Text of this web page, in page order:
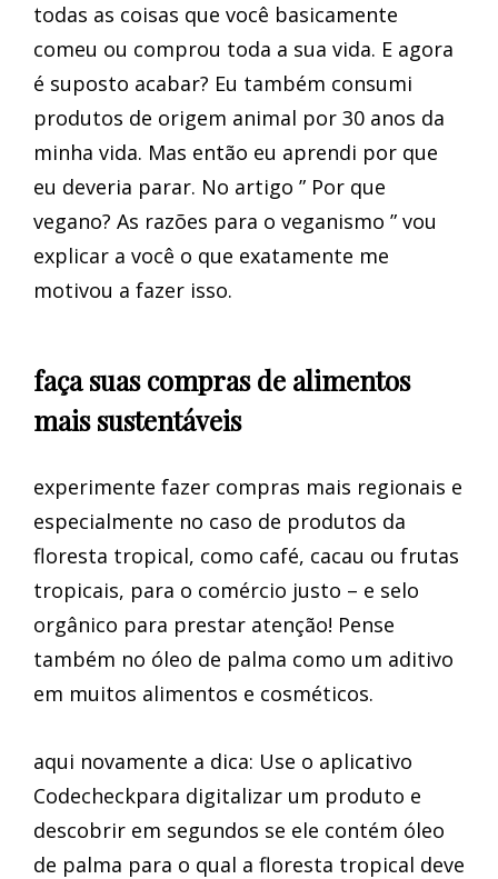
todas as coisas que você basicamente
comeu ou comprou toda a sua vida. E agora
é suposto acabar? Eu também consumi
produtos de origem animal por 30 anos da
minha vida. Mas então eu aprendi por que
eu deveria parar. No artigo ” Por que
vegano? As razões para o veganismo ” vou
explicar a você o que exatamente me
motivou a fazer isso.
faça suas compras de alimentos
mais sustentáveis
experimente fazer compras mais regionais e
especialmente no caso de produtos da
floresta tropical, como café, cacau ou frutas
tropicais, para o comércio justo – e selo
orgânico para prestar atenção! Pense
também no óleo de palma como um aditivo
em muitos alimentos e cosméticos.
aqui novamente a dica: Use o aplicativo
Codecheckpara digitalizar um produto e
descobrir em segundos se ele contém óleo
de palma para o qual a floresta tropical deve